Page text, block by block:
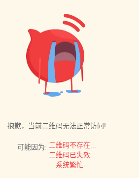
抱歉，当前二维码无法正常访问!
可能因为: 二维码不存在...
二维码已失效...
系统繁忙...